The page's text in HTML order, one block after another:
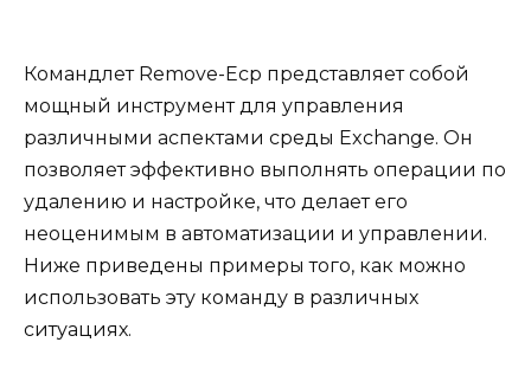
Командлет Remove-Ecp представляет собой
мощный инструмент для управления
различными аспектами среды Exchange. Он
позволяет эффективно выполнять операции по
удалению и настройке, что делает его
неоценимым в автоматизации и управлении.
Ниже приведены примеры того, как можно
использовать эту команду в различных
ситуациях.